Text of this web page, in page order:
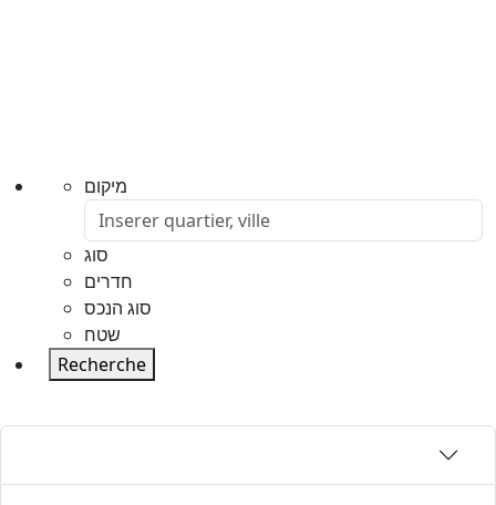
מיקום
סוג
חדרים
סוג הנכס
שטח
Recherche